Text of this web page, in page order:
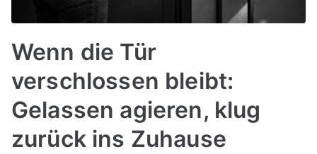
Wenn die Tür
verschlossen bleibt:
Gelassen agieren, klug
zurück ins Zuhause